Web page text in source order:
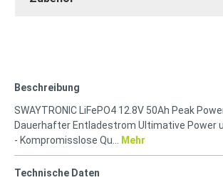
Beschreibung
SWAYTRONIC LiFePO4 12.8V 50Ah Peak
Dauerhafter Entladestrom Ultimative Power
- Kompromisslose Qu…
Mehr
Technische Daten